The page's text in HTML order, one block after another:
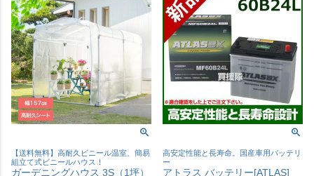
【送料無料】高耐久ビニール温室、簡易
組立て式ビニールハウス！
ガーデニングハウス 3S（1坪）
高安定性能と長寿命。国産車用バッテリ
ー
アトラス バッテリー[ATLAS]